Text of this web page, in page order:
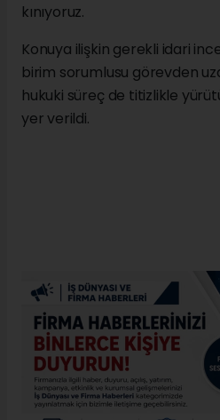
kınıyoruz.
Konuya ilişkin gerekli idari
birim sorumlusu görevden
hukuki süreç de titizlikle
yer verildi.